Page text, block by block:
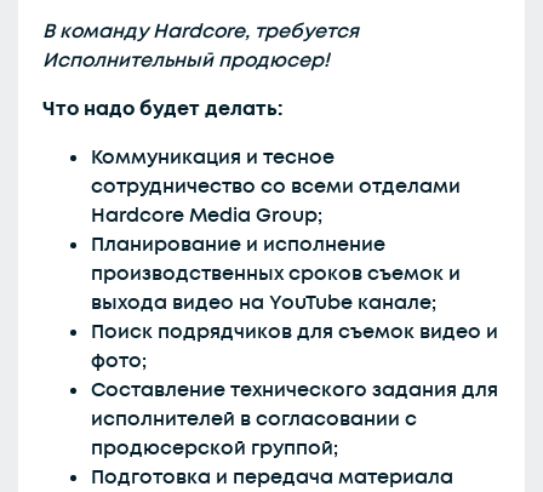
В команду Hardcore, требуется
Исполнительный продюсер!
Что надо будет делать:
Коммуникация и тесное
сотрудничество со всеми отделами
Hardcore Media Group;
Планирование и исполнение
производственных сроков съемок и
выхода видео на YouTube канале;
Поиск подрядчиков для съемок видео и
фото;
Составление технического задания для
исполнителей в согласовании с
продюсерской группой;
Подготовка и передача материала